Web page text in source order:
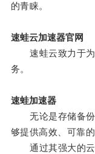
的青睐。
速蛙云加速器官网
速蛙云致力于为
务。
速蛙加速器
无论是存储备份
够提供高效、可靠的
通过其强大的云